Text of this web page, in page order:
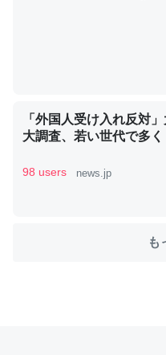
これを元に考えるとカル
類は苦労してるんだな…
─ニュース :: 【研究発表】昆
いのか」に関する新仮説
ちぼちRingも置こうかと
「外国人受け入れ反対
大調査、若い世代で多
98 users news.jp
も